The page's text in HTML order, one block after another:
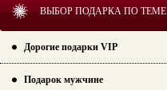
ВЫБОР ПОДАРКА ПО ТЕМЕ
Дорогие подарки VIP
Подарок мужчине